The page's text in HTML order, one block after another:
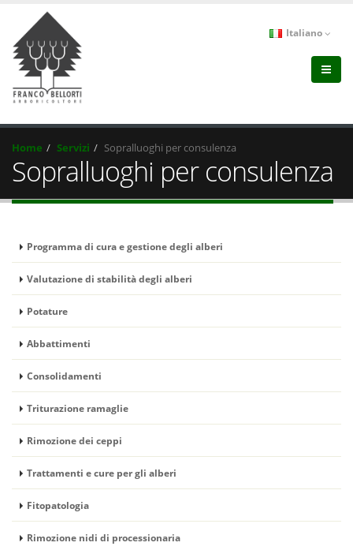
Italiano
Home Servizi Sopralluoghi per consulenza
Sopralluoghi per consulenza
Programma di cura e gestione degli alberi
Valutazione di stabilità degli alberi
Potature
Abbattimenti
Consolidamenti
Triturazione ramaglie
Rimozione dei ceppi
Trattamenti e cure per gli alberi
Fitopatologia
Rimozione nidi di processionaria